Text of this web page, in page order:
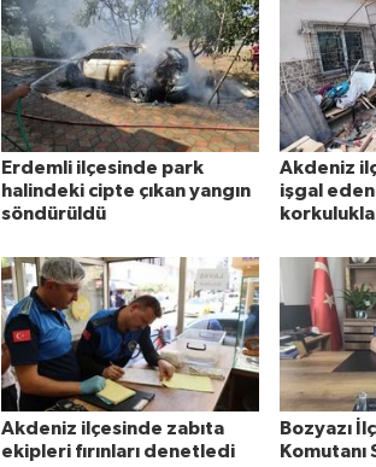
Erdemli ilçesinde park
halindeki cipte çıkan yangın
söndürüldü
Akdeniz
işgal
Akdeniz ilçesinde zabıta
ekipleri fırınları denetledi
Bozyazı
Komutanı